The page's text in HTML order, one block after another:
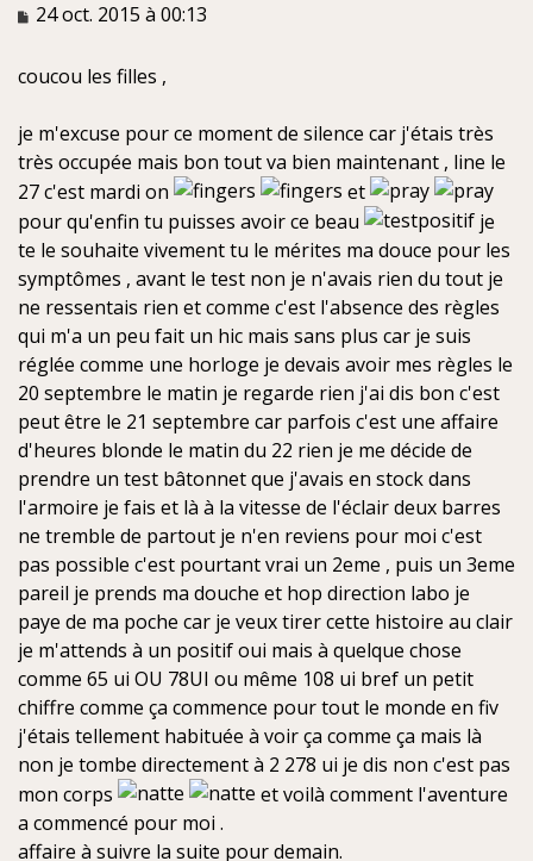
M
s
g
e
n
o
n
u
24 oct. 2015 à 00:13
coucou les filles ,
je m'excuse pour ce moment de silence car j'étais très
très occupée mais bon tout va bien maintenant , line le
27 c'est mardi on
et
pour qu'enfin tu puisses avoir ce beau
je
te le souhaite vivement tu le mérites ma douce pour les
symptômes , avant le test non je n'avais rien du tout je
ne ressentais rien et comme c'est l'absence des règles
qui m'a un peu fait un hic mais sans plus car je suis
réglée comme une horloge je devais avoir mes règles le
20 septembre le matin je regarde rien j'ai dis bon c'est
peut être le 21 septembre car parfois c'est une affaire
d'heures blonde le matin du 22 rien je me décide de
prendre un test bâtonnet que j'avais en stock dans
l'armoire je fais et là à la vitesse de l'éclair deux barres
ne tremble de partout je n'en reviens pour moi c'est
pas possible c'est pourtant vrai un 2eme , puis un 3eme
pareil je prends ma douche et hop direction labo je
paye de ma poche car je veux tirer cette histoire au clair
je m'attends à un positif oui mais à quelque chose
comme 65 ui OU 78UI ou même 108 ui bref un petit
chiffre comme ça commence pour tout le monde en fiv
j'étais tellement habituée à voir ça comme ça mais là
non je tombe directement à 2 278 ui je dis non c'est pas
mon corps
et voilà comment l'aventure
a commencé pour moi .
affaire à suivre la suite pour demain.